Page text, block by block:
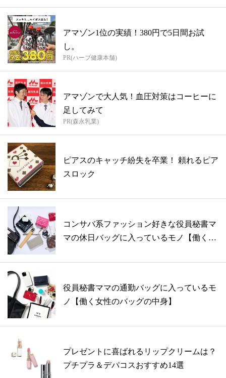
アマゾン1位の実績！380円で5日間お試
し。
PR(ハーブ健康本舗)
アマゾンで大人気！血圧対策はコーヒーに
足してみて
PR(森永乳業)
ピアスのキャッチ紛失を卒業！ 頼れるピア
スロック
コンサバ系ファッション好きな役員秘書マ
マの休日バッグに入っているモノ【働く女
役員秘書ママの通勤バッグに入っているモ
ノ【働く女性のバッグの中身】
プレゼントに喜ばれるリップクリームは？
プチプラ＆デパコスおすすめ14選